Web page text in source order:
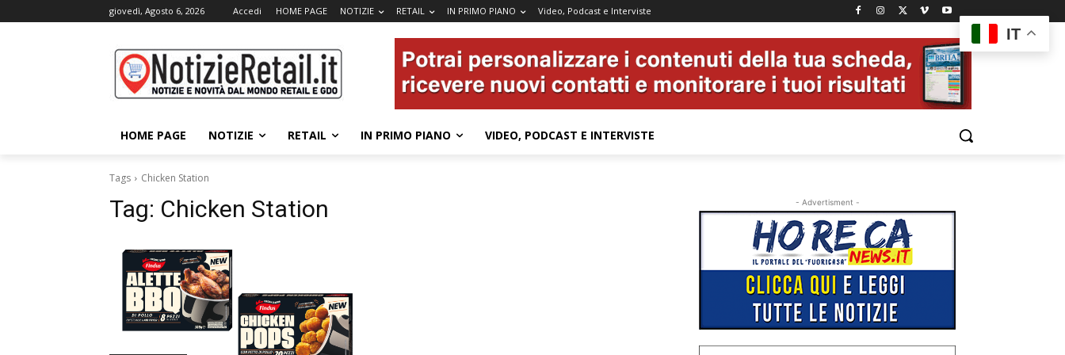
giovedì, Agosto 6, 2026 Accedi HOME PAGE NOTIZIE RETAIL IN PRIMO PIANO Video, Podcast e Interviste
HOME PAGE NOTIZIE RETAIL IN PRIMO PIANO VIDEO, PODCAST E INTERVISTE
Tags Chicken Station
Tag: Chicken Station - Advertisment -
IT